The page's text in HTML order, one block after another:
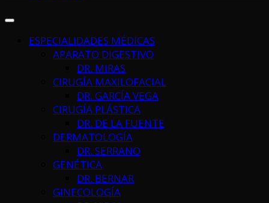
ESPECIALIDADES MÉDICAS
APARATO DIGESTIVO
DR. MIRAS
CIRUGÍA MAXILOFACIAL
DR. GARCÍA VEGA
CIRUGÍA PLÁSTICA
DR. DE LA FUENTE
DERMATOLOGÍA
DR. SERRANO
GENÉTICA
DR. BERNAR
GINECOLOGÍA